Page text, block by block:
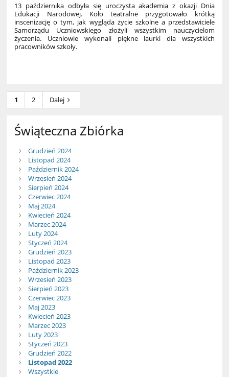
13 października odbyła się uroczysta akademia z okazji Dnia
Edukacji Narodowej. Koło teatralne przygotowało krótką
inscenizację o tym, jak wygląda życie szkolne a przedstawiciele
Samorządu Uczniowskiego złożyli wszystkim nauczycielom
życzenia. Uczniowie wykonali piękne laurki dla wszystkich
pracowników szkoły.
1 2 Dalej
Świąteczna Zbiórka
Grudzień 2024
Listopad 2024
Październik 2024
Wrzesień 2024
Sierpień 2024
Czerwiec 2024
Maj 2024
Kwiecień 2024
Marzec 2024
Luty 2024
Styczeń 2024
Grudzień 2023
Listopad 2023
Październik 2023
Wrzesień 2023
Sierpień 2023
Czerwiec 2023
Maj 2023
Kwiecień 2023
Marzec 2023
Luty 2023
Styczeń 2023
Grudzień 2022
Listopad 2022
Wszystkie